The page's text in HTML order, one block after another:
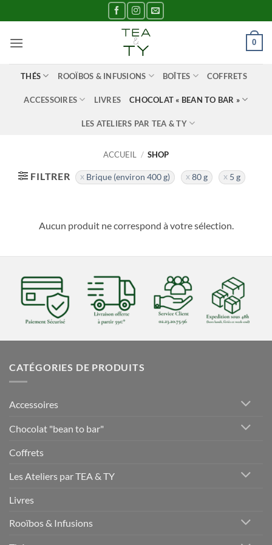
au
contenu
0
THÉS ROOÏBOS & INFUSIONS BOÎTES COFFRETS
ACCESSOIRES LIVRES CHOCOLAT « BEAN TO BAR »
LES ATELIERS PAR TEA & TY
ACCUEIL / SHOP
FILTRER Brique (environ 400 g) 80 g 5 g
Aucun produit ne correspond à votre sélection.
CATÉGORIES DE PRODUITS
Accessoires
Chocolat "bean to bar"
Coffrets
Les Ateliers par TEA & TY
Livres
Rooïbos & Infusions